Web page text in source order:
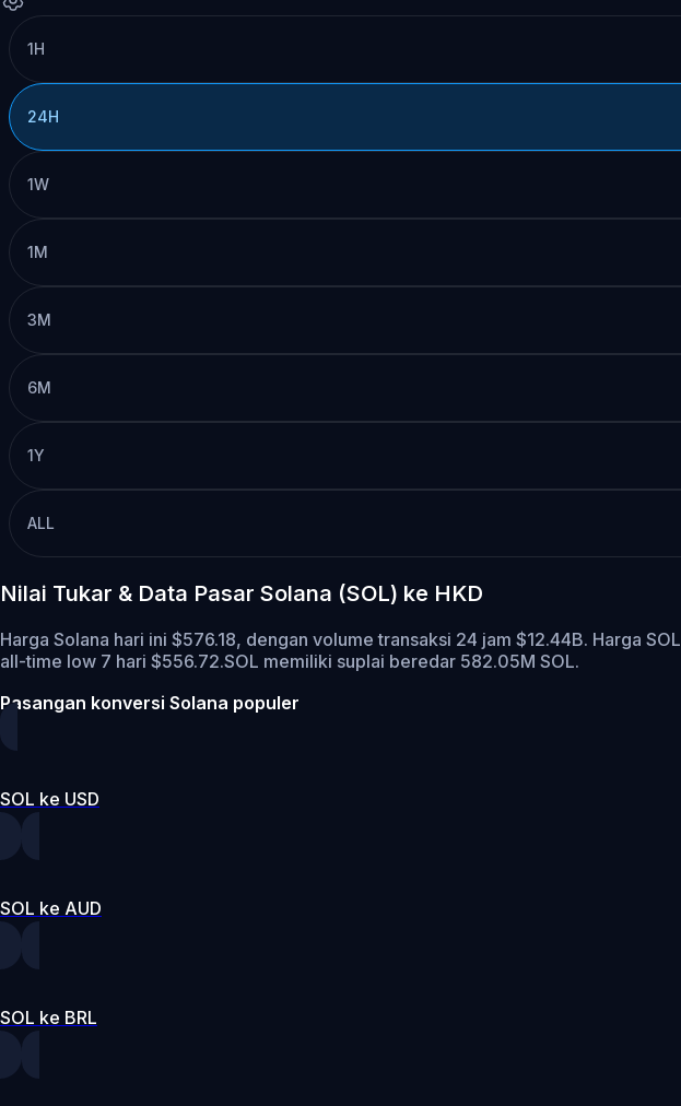
1H
24H
1W
1M
3M
6M
1Y
ALL
Nilai Tukar & Data Pasar Solana (SOL) ke HKD
Harga Solana hari ini $576.18, dengan volume transaksi 24 jam $12.44B. Harga SOL
all-time low 7 hari $556.72.SOL memiliki suplai beredar 582.05M SOL.
Pasangan konversi Solana populer
SOL ke USD
SOL ke AUD
SOL ke BRL